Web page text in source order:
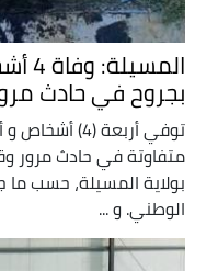
بجروح في حادث
متفاوتة في حادث مرور
بولاية المسيلة، حسب ما
الوطني. و ...